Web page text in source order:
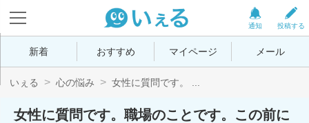
投稿する
通知
新着 おすすめ マイページ メール
いぇる 心の悩み 女性に質問です。 ...
女性に質問です。職場のことです。この前に